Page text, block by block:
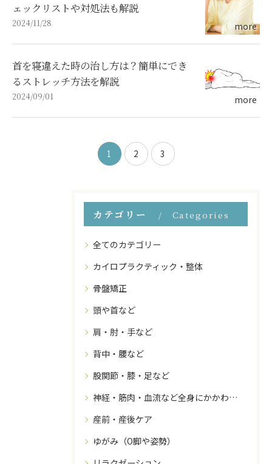
ェックリストや対処法も解説
2024/11/28
首を寝違えた時の治し方は？簡単にでき
るストレッチ方法を解説
2024/09/01
1 2 3
カテゴリー Categories
全てのカテゴリー
カイロプラクティック・整体
骨盤矯正
頭や首など
肩・肘・手など
背中・腰など
股関節・膝・足など
神経・筋肉・血流など全身にかかわること
産前・産後ケア
ゆがみ（O脚や姿勢）